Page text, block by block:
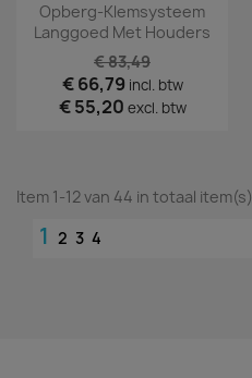
Opberg-Klemsysteem
Langgoed Met Houders
€ 83,49
€ 66,79 incl. btw
€ 55,20 excl. btw
Item 1-12 van 44 in totaal item(s)
1 2 3 4